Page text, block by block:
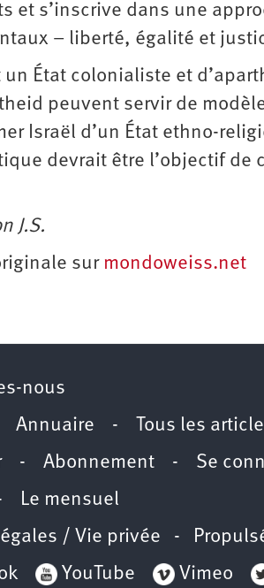
et s’inscrive dans une
– liberté, égalité et
un État colonialiste et
peuvent servir de
Israël d’un État ethno-
devrait être l’objectif de
J.S.
sur mondoweiss.net
nous
Annuaire - Tous les
- Abonnement - Se
Le mensuel
/ Vie privée -
YouTube Vimeo